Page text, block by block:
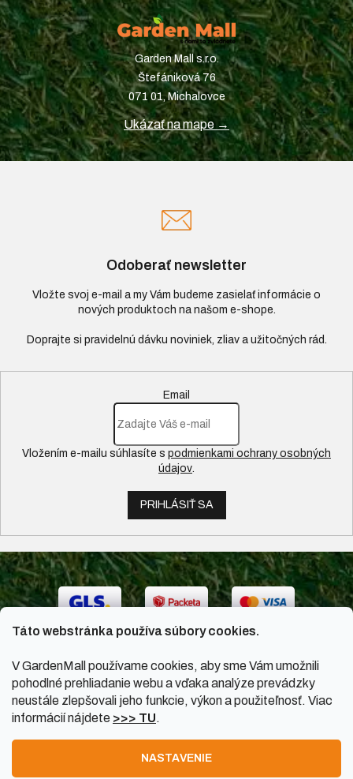
Táto webstránka používa súbory cookies.
V GardenMall používame cookies, aby sme Vám umožnili
pohodlné prehliadanie webu a vďaka analýze prevádzky
neustále zlepšovali jeho funkcie, výkon a použiteľnosť. Viac
informácií nájdete >>> TU.
NASTAVENIE
Garden Mall s.r.o.
Štefániková 76
071 01, Michalovce
Ukázať na mape →
Odoberať newsletter
Vložte svoj e-mail a my Vám budeme zasielať informácie o
nových produktoch na našom e-shope.
Email
Vložením e-mailu súhlasíte s podmienkami ochrany osobných
údajov
PRIHLÁSIŤ SA